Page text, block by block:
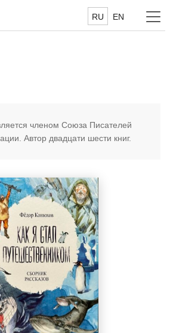
RU EN
членом Союза Писателей
Автор двадцати шести книг.